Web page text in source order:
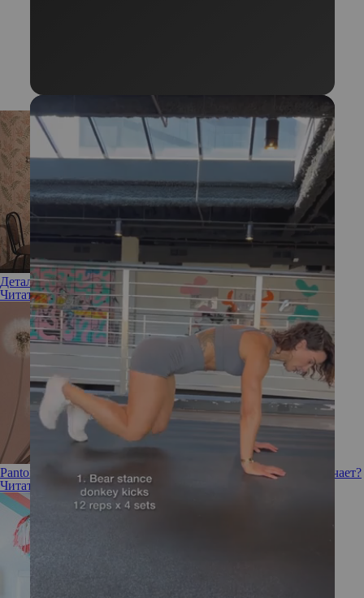
Детали интерьера, выдающие скупых хозяек
Читать полностью
Pantone назвал цветом 2025 года Mocha Mousse: что он означает?
Читать полностью